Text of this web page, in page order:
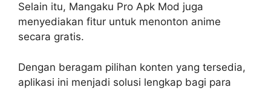
Selain itu, Mangaku Pro Apk Mod juga
menyediakan fitur untuk menonton anime
secara gratis.
Dengan beragam pilihan konten yang tersedia,
aplikasi ini menjadi solusi lengkap bagi para